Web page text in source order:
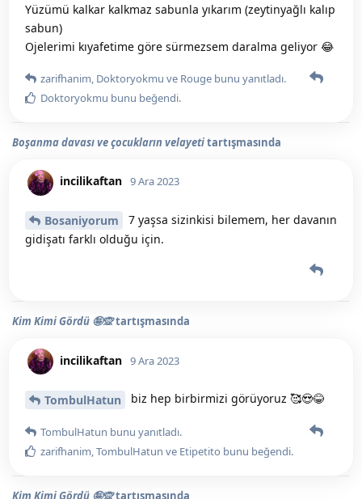
Yüzümü kalkar kalkmaz sabunla yıkarım (zeytinyağlı kalıp
sabun)
Ojelerimi kıyafetime göre sürmezsem daralma geliyor 😂
zarifhanim Doktoryokmu ve Rouge bunu yanıtladı.
Doktoryokmu bunu beğendi.
Boşanma davası ve çocukların velayetitartışmasında
incilikaftan 9 Ara 2023
Bosaniyorum
7 yaşsa sizinkisi bilemem, her davanın
gidişatı farklı olduğu için.
Kim Kimi Gördü 🤪🙊tartışmasında
incilikaftan 9 Ara 2023
TombulHatun biz hep birbirmizi görüyoruz 🥰😍😂
TombulHatun bunu yanıtladı.
zarifhanim,TombulHatun ve Etipetito bunu beğendi.
Kim Kimi Gördü 🤪🙊tartışmasında